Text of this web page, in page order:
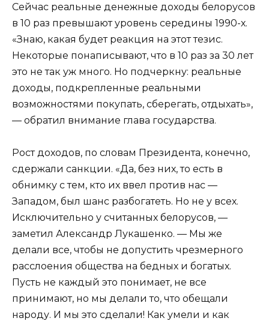
Сейчас реальные денежные доходы белорусов
в 10 раз превышают уровень середины 1990-х.
«Знаю, какая будет реакция на этот тезис.
Некоторые понаписывают, что в 10 раз за 30 лет
это не так уж много. Но подчеркну: реальные
доходы, подкрепленные реальными
возможностями покупать, сберегать, отдыхать»,
— обратил внимание глава государства.
Рост доходов, по словам Президента, конечно,
сдержали санкции. «Да, без них, то есть в
обнимку с тем, кто их ввел против нас —
Западом, был шанс разбогатеть. Но не у всех.
Исключительно у считанных белорусов, —
заметил Александр Лукашенко. — Мы же
делали все, чтобы не допустить чрезмерного
расслоения общества на бедных и богатых.
Пусть не каждый это понимает, не все
принимают, но мы делали то, что обещали
народу. И мы это сделали! Как умели и как